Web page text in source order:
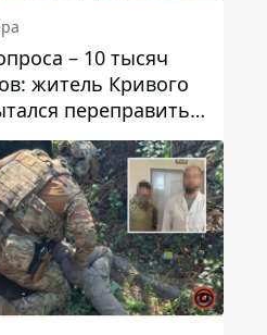
– 10 тысяч
житель Кривого
переправить
в Словакию